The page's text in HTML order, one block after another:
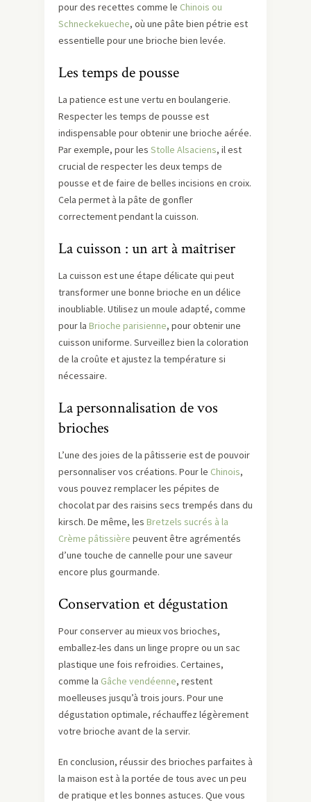
pour des recettes comme le Chinois ou
Schneckekueche, où une pâte bien pétrie est
essentielle pour une brioche bien levée.
Les temps de pousse
La patience est une vertu en boulangerie.
Respecter les temps de pousse est
indispensable pour obtenir une brioche aérée.
Par exemple, pour les Stolle Alsaciens, il est
crucial de respecter les deux temps de
pousse et de faire de belles incisions en croix.
Cela permet à la pâte de gonfler
correctement pendant la cuisson.
La cuisson : un art à maîtriser
La cuisson est une étape délicate qui peut
transformer une bonne brioche en un délice
inoubliable. Utilisez un moule adapté, comme
pour la Brioche parisienne, pour obtenir une
cuisson uniforme. Surveillez bien la coloration
de la croûte et ajustez la température si
nécessaire.
La personnalisation de vos
brioches
L’une des joies de la pâtisserie est de pouvoir
personnaliser vos créations. Pour le Chinois,
vous pouvez remplacer les pépites de
chocolat par des raisins secs trempés dans du
kirsch. De même, les Bretzels sucrés à la
Crème pâtissière peuvent être agrémentés
d’une touche de cannelle pour une saveur
encore plus gourmande.
Conservation et dégustation
Pour conserver au mieux vos brioches,
emballez-les dans un linge propre ou un sac
plastique une fois refroidies. Certaines,
comme la Gâche vendéenne, restent
moelleuses jusqu’à trois jours. Pour une
dégustation optimale, réchauffez légèrement
votre brioche avant de la servir.
En conclusion, réussir des brioches parfaites à
la maison est à la portée de tous avec un peu
de pratique et les bonnes astuces. Que vous